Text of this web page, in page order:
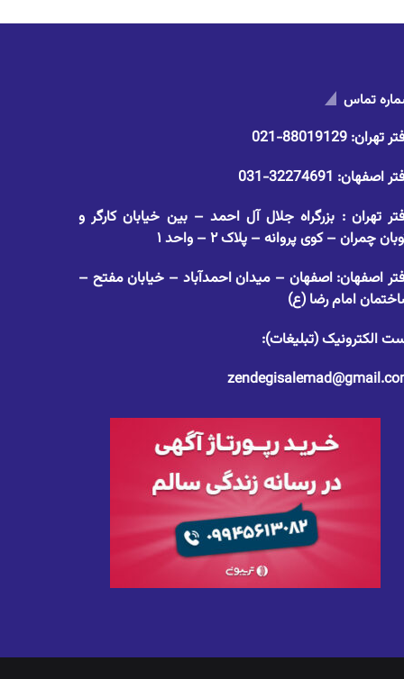
تماس
تهران: 88019129-021
اصفهان: 32274691-031
تهران : بزرگراه جلال آل احمد – بین خیابان کارگر و
چمران – کوی پروانه – پلاک ۲ – واحد ۱
اصفهان: اصفهان – میدان احمدآباد – خیابان مفتح –
امام رضا (ع)
الکترونیک (تبلیغات):